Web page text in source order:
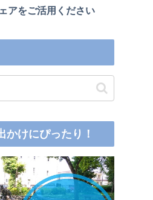
アをご活用ください
かけにぴったり！